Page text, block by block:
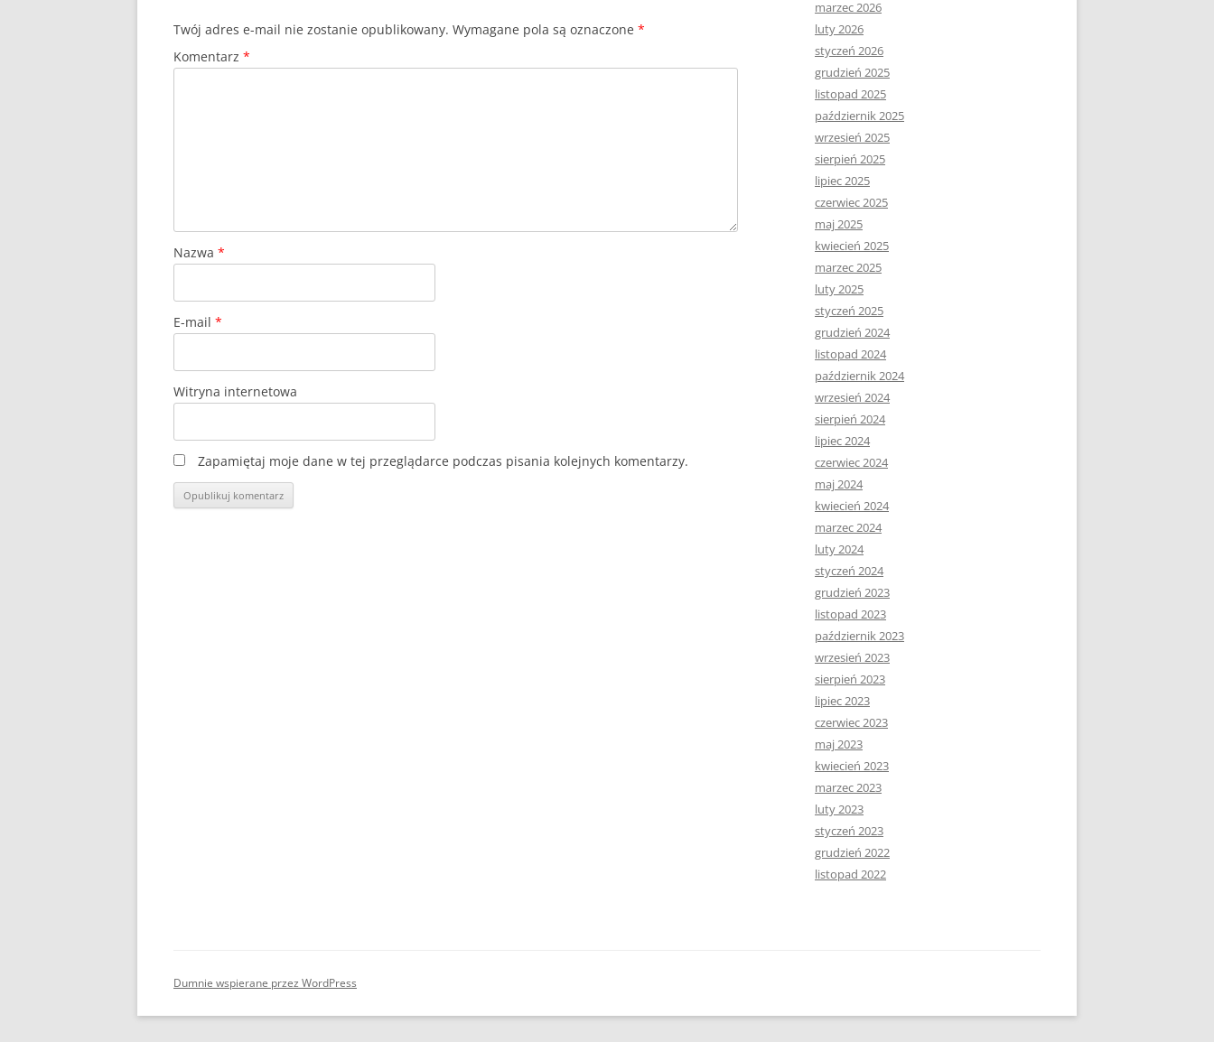
Twój adres e-mail nie zostanie opublikowany. Wymagane pola są oznaczone *
Komentarz *
Nazwa *
E-mail *
Witryna internetowa
Zapamiętaj moje dane w tej przeglądarce podczas pisania kolejnych komentarzy.
marzec 2026
luty 2026
styczeń 2026
grudzień 2025
listopad 2025
październik 2025
wrzesień 2025
sierpień 2025
lipiec 2025
czerwiec 2025
maj 2025
kwiecień 2025
marzec 2025
luty 2025
styczeń 2025
grudzień 2024
listopad 2024
październik 2024
wrzesień 2024
sierpień 2024
lipiec 2024
czerwiec 2024
maj 2024
kwiecień 2024
marzec 2024
luty 2024
styczeń 2024
grudzień 2023
listopad 2023
październik 2023
wrzesień 2023
sierpień 2023
lipiec 2023
czerwiec 2023
maj 2023
kwiecień 2023
marzec 2023
luty 2023
styczeń 2023
grudzień 2022
listopad 2022
Dumnie wspierane przez WordPress